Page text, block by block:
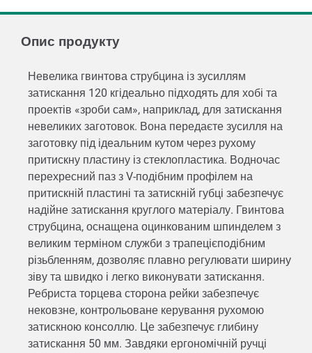
Опис продукту
Невелика гвинтова струбцина із зусиллям
затискання 120 кгідеально підходять для хобі та
проектів «зроби сам», наприклад, для затискання
невеликих заготовок. Вона передаєте зусилля на
заготовку під ідеальним кутом через рухому
притискну пластину із стеклопластика. Водночас
перехресний паз з V-подібним профілем на
притискній пластині та затискній губці забезпечує
надійне затискання круглого матеріалу. Гвинтова
струбцина, оснащена оцинкованим шпинделем з
великим терміном служби з трапецієподібним
різьбленням, дозволяє плавно регулювати ширину
зіву та швидко і легко виконувати затискання.
Ребриста торцева сторона рейки забезпечує
нековзне, контрольоване керування рухомою
затискною консоллю. Це забезпечує глибину
затискання 50 мм. Завдяки ергономічній ручці